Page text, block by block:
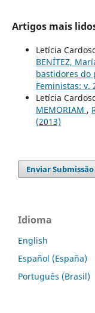
Artigos mais
Letícia
BENÍTEZ,
bastidores do
Feministas: v.
Letícia
MEMORIAM ,
(2013)
Enviar Submissão
Idioma
English
Español (España)
Português (Brasil)